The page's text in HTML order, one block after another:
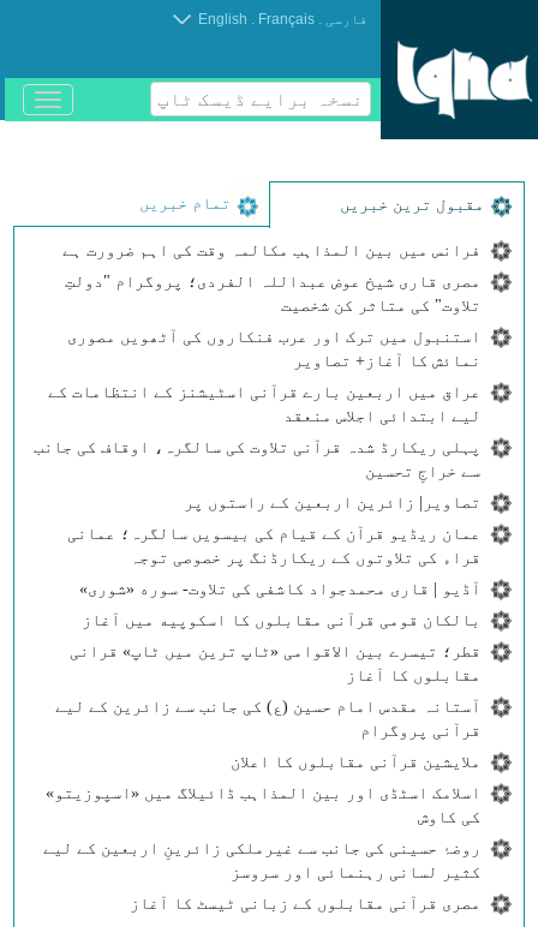
فارسی .
Français
.
English
نسخہ برایے ڈیسک ٹاپ
باز
و
مقبول ترین خبریں تمام خبریں
فرانس میں بین المذاہب مکالمہ وقت کی اہم ضرورت ہے
مصری قاری شیخ عوض عبداللہ الفردی؛ پروگرام "دولتِ
تلاوت" کی متاثر کن شخصیت
استنبول میں ترک اور عرب فنکاروں کی آٹھویں مصوری
نمائش کا آغاز+ تصاویر
عراق میں اربعین بارے قرآنی اسٹیشنز کے انتظامات کے
لیے ابتدائی اجلاس منعقد
پہلی ریکارڈ شدہ قرآنی تلاوت کی سالگرہ، اوقاف کی جانب
سے خراجِ تحسین
تصاویر| زائرین اربعین کے راستوں پر
عمان ریڈیو قرآن کے قیام کی بیسویں سالگرہ؛ عمانی
قراء کی تلاوتوں کے ریکارڈنگ پر خصوصی توجہ
آڈیو | قاری محمدجواد کاشفی کی تلاوت- سوره‌‌ «شوری»
بالکان قومی قرآنی مقابلوں کا اسکوپیه میں آغاز
قطر؛ تیسرے بین الاقوامی «ٹاپ ترین میں ٹاپ» قرانی
مقابلوں کا آغاز
آستانہ مقدس امام حسین (ع) کی جانب سے زائرین کے لیے
قرآنی پروگرام
ملایشین قرآنی مقابلوں کا اعلان
اسلامک اسٹڈی اور بین المذاہب ڈائیلاگ میں «اسپوزیتو»
کی کاوش
روضۂ حسینی کی جانب سے غیرملکی زائرینِ اربعین کے لیے
کثیر لسانی رہنمائی اور سروسز
مصری قرآنی مقابلوں کے زبانی ٹیسٹ کا آغاز